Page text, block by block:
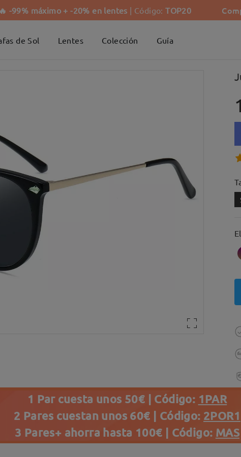
-99% máximo + -20% en lentes | Código:TOP20
de Sol Lentes Colección Guía
1 Par cuesta unos 50€ | Código: 1PAR
2 Pares cuestan unos 60€ | Código: 2POR1
3 Pares+ ahorra hasta 100€ | Código: MAS